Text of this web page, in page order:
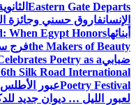
Eastern Gate Departs
الإنسانفاروق حسني وجائزة
أبنائهاWhen Egypt Honors
the Makers of Beautyفرج
ضبابيPoetry as a
Silk Road International
Poetry Festivalعبور
لعبور الليل … ديوان جديد